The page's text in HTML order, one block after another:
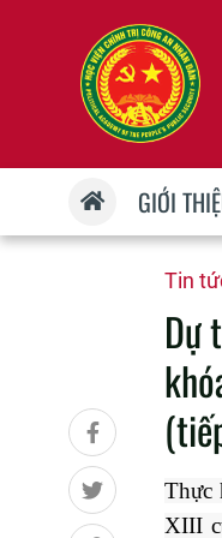
GIỚI
Tin
Dự
Thực
XIII